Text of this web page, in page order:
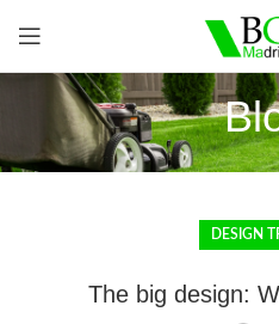
DESIGN
The big design: